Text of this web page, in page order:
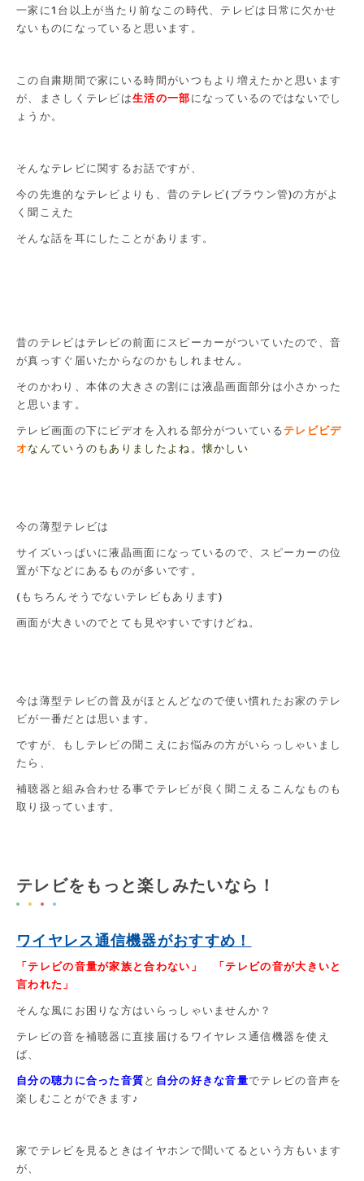
一家に1台以上が当たり前なこの時代、テレビは日常に欠かせ
ないものになっていると思います。
この自粛期間で家にいる時間がいつもより増えたかと思います
が、まさしくテレビは生活の一部になっているのではないでし
ょうか。
そんなテレビに関するお話ですが、
今の先進的なテレビよりも、昔のテレビ(ブラウン管)の方がよ
く聞こえた
そんな話を耳にしたことがあります。
昔のテレビはテレビの前面にスピーカーがついていたので、音
が真っすぐ届いたからなのかもしれません。
そのかわり、本体の大きさの割には液晶画面部分は小さかった
と思います。
テレビ画面の下にビデオを入れる部分がついているテレビビデ
オなんていうのもありましたよね。懐かしい
今の薄型テレビは
サイズいっぱいに液晶画面になっているので、スピーカーの位
置が下などにあるものが多いです。
(もちろんそうでないテレビもあります)
画面が大きいのでとても見やすいですけどね。
今は薄型テレビの普及がほとんどなので使い慣れたお家のテレ
ビが一番だとは思います。
ですが、もしテレビの聞こえにお悩みの方がいらっしゃいまし
たら、
補聴器と組み合わせる事でテレビが良く聞こえるこんなものも
取り扱っています。
テレビをもっと楽しみたいなら！
ワイヤレス通信機器がおすすめ！
「テレビの音量が家族と合わない」
「テレビの音が大きいと
言われた」
そんな風にお困りな方はいらっしゃいませんか？
テレビの音を補聴器に直接届けるワイヤレス通信機器を使え
ば、
自分の聴力に合った音質と 自分の好きな音量でテレビの音声を
楽しむことができます♪
家でテレビを見るときはイヤホンで聞いてるという方もいます
が、